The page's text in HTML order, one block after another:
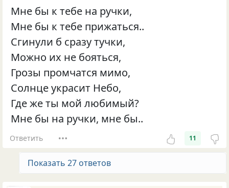
Мне бы к тебе на ручки,
Мне бы к тебе прижаться..
Сгинули б сразу тучки,
Можно их не бояться,
Грозы промчатся мимо,
Солнце украсит Небо,
Где же ты мой любимый?
Мне бы на ручки, мне бы..
Ответить 11
Показать 27 ответов